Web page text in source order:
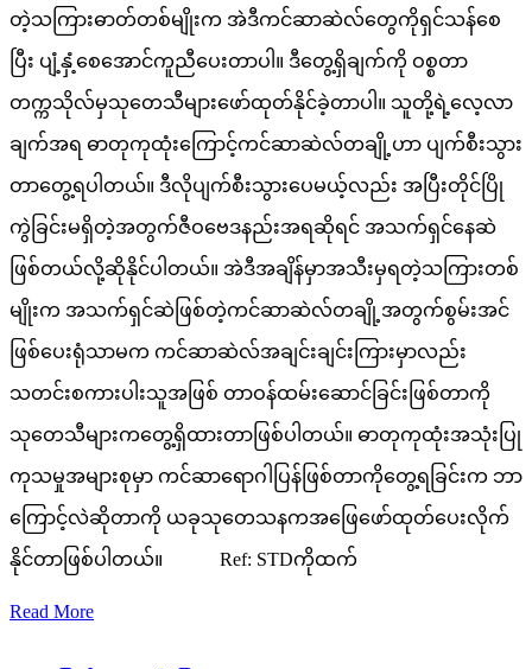
တဲ့သကြားဓာတ်တစ်မျိုးက အဲဒီကင်ဆာဆဲလ်တွေကိုရှင်သန်စေ
ပြီး ပျံ့နှံ့စေအောင်ကူညီပေးတာပါ။ ဒီတွေ့ရှိချက်ကို ဝစ္စတာ
တက္ကသိုလ်မှသုတေသီများဖော်ထုတ်နိုင်ခဲ့တာပါ။ သူတို့ရဲ့လေ့လာ
ချက်အရ ဓာတုကုထုံးကြောင့်ကင်ဆာဆဲလ်တချို့ဟာ ပျက်စီးသွား
တာတွေ့ရပါတယ်။ ဒီလိုပျက်စီးသွားပေမယ့်လည်း အပြီးတိုင်ပြို
ကွဲခြင်းမရှိတဲ့အတွက်ဇီဝဗေဒနည်းအရဆိုရင် အသက်ရှင်နေဆဲ
ဖြစ်တယ်လို့ဆိုနိုင်ပါတယ်။ အဲဒီအချိန်မှာအသီးမှရတဲ့သကြားတစ်
မျိုးက အသက်ရှင်ဆဲဖြစ်တဲ့ကင်ဆာဆဲလ်တချို့အတွက်စွမ်းအင်
ဖြစ်ပေးရုံသာမက ကင်ဆာဆဲလ်အချင်းချင်းကြားမှာလည်း
သတင်းစကားပါးသူအဖြစ် တာဝန်ထမ်းဆောင်ခြင်းဖြစ်တာကို
သုတေသီများကတွေ့ရှိထားတာဖြစ်ပါတယ်။ ဓာတုကုထုံးအသုံးပြု
ကုသမှုအများစုမှာ ကင်ဆာရောဂါပြန်ဖြစ်တာကိုတွေ့ရခြင်းက ဘာ
ကြောင့်လဲဆိုတာကို ယခုသုတေသနကအဖြေဖော်ထုတ်ပေးလိုက်
နိုင်တာဖြစ်ပါတယ်။ Ref: STDကိုထက်
Read More